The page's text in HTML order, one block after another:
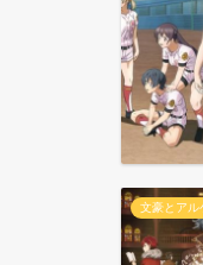
文豪とアル